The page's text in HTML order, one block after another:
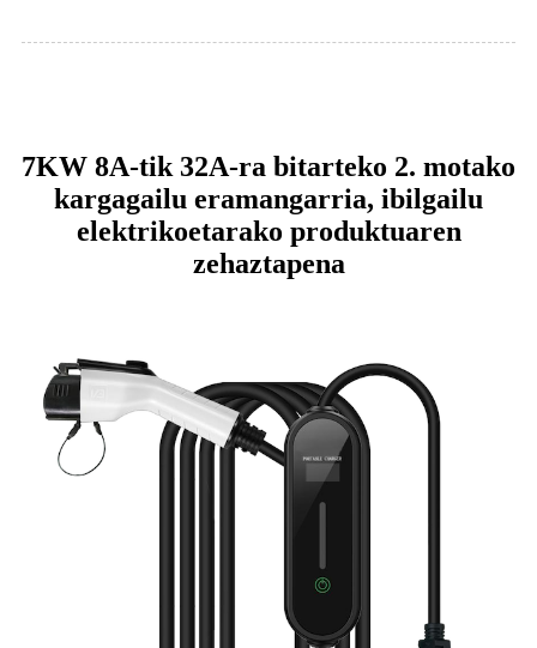
7KW 8A-tik 32A-ra bitarteko 2. motako
kargagailu eramangarria, ibilgailu
elektrikoetarako produktuaren
zehaztapena